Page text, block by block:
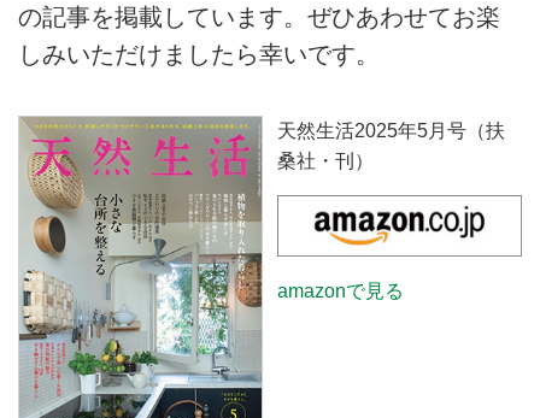
の記事を掲載しています。ぜひあわせてお楽
しみいただけましたら幸いです。
天然生活2025年5月号（扶
桑社・刊）
amazonで見る